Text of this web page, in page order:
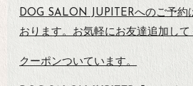
DOG SALON JUPITERへのご予約
おります。お気軽にお友達追加して
クーポンついています。